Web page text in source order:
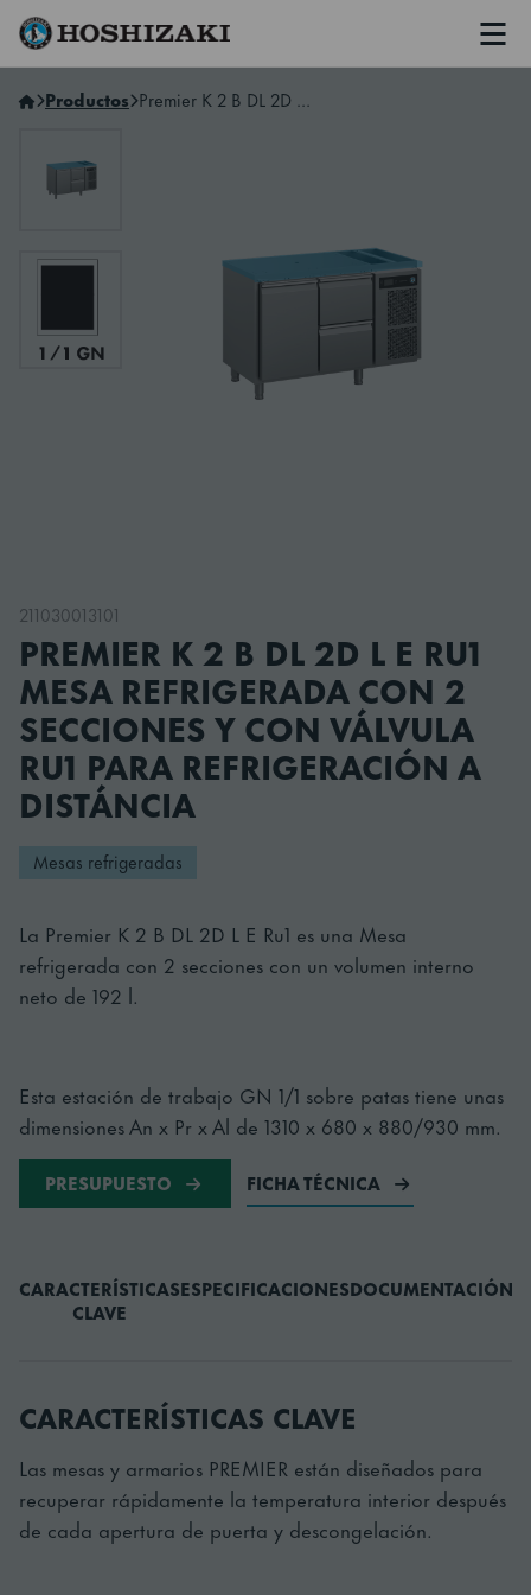
Hoshizaki Spain
Productos Premier K 2 B DL 2D L E RU1 Mesa refrigerada con 2 secciones y con válvula RU1 para refrigeración a distáncia
211030013101
PREMIER K 2 B DL 2D L E RU1
MESA REFRIGERADA CON 2
SECCIONES Y CON VÁLVULA
RU1 PARA REFRIGERACIÓN A
DISTÁNCIA
Mesas refrigeradas
La Premier K 2 B DL 2D L E Ru1 es una Mesa
refrigerada con 2 secciones con un volumen interno
neto de 192 l.
Esta estación de trabajo GN 1/1 sobre patas tiene unas
dimensiones An x Pr x Al de 1310 x 680 x 880/930 mm.
PRESUPUESTO FICHA TÉCNICA
CARACTERÍSTICAS
CLAVE
ESPECIFICACIONESDOCUMENTACIÓN
CARACTERÍSTICAS CLAVE
Las mesas y armarios PREMIER están diseñados para
recuperar rápidamente la temperatura interior después
de cada apertura de puerta y descongelación.